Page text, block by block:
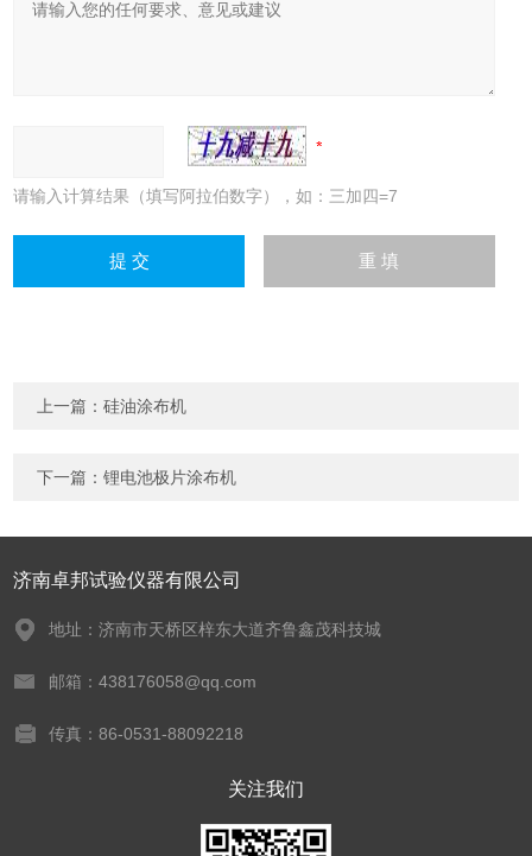
请输入计算结果（填写阿拉伯数字），如：三加四=7
上一篇：硅油涂布机
下一篇：锂电池极片涂布机
济南卓邦试验仪器有限公司
地址：济南市天桥区梓东大道齐鲁鑫茂科技城
邮箱：438176058@qq.com
传真：86-0531-88092218
关注我们